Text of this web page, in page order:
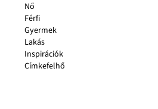
Nő
Férfi
Gyermek
Lakás
Inspirációk
Címkefelhő